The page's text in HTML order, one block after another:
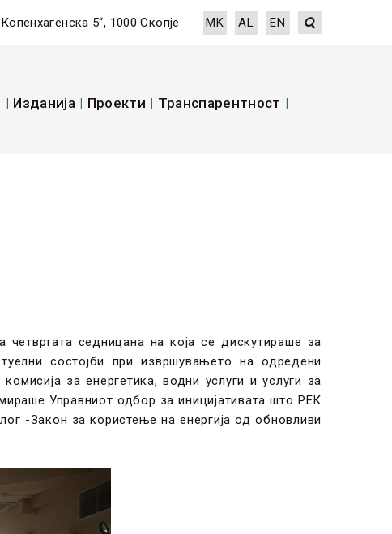
5“, 1000 Скопје MK AL EN
| Изданија | Проекти | Транспарентност |
седницана на која се дискутираше за
состојби при извршувањето на одредени
за енергетика, водни услуги и услуги за
Управниот одбор за иницијативата што РЕК
-Закон за користење на енергија од обновливи